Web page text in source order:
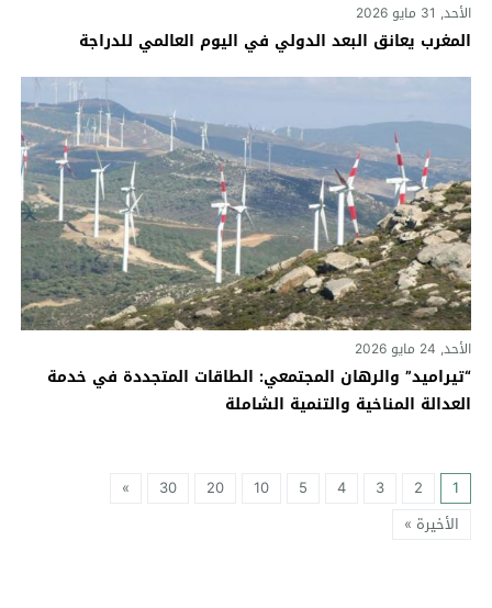
الأحد, 31 مايو 2026
المغرب يعانق البعد الدولي في اليوم العالمي للدراجة
الأحد, 24 مايو 2026
“تيراميد” والرهان المجتمعي: الطاقات المتجددة في خدمة
العدالة المناخية والتنمية الشاملة
1
2
3
4
5
10
20
30
»
الأخيرة »